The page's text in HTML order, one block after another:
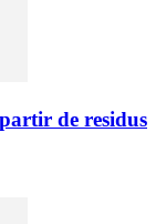
de residus